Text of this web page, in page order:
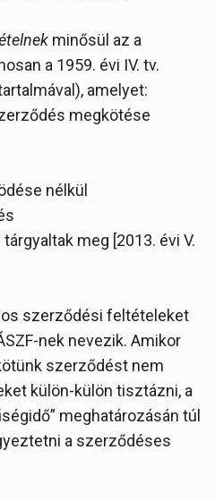
minősül az a
a 1959. évi IV. tv.
amelyet:
megkötése
nélkül
meg [2013. évi V.
szerződési feltételeket
nek nevezik. Amikor
szerződést nem
külön-külön tisztázni, a
meghatározásán túl
a szerződéses